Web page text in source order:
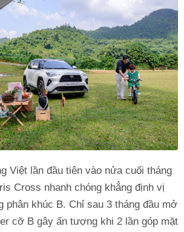
Việt lần đầu tiên vào nửa cuối tháng
Cross nhanh chóng khẳng định vị
phân khúc B. Chỉ sau 3 tháng đầu mở
cỡ B gây ấn tượng khi 2 lần góp mặt